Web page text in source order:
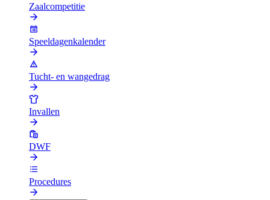
Zaalcompetitie
Speeldagenkalender
Tucht- en wangedrag
Invallen
DWF
Procedures